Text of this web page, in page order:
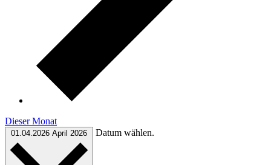
Dieser Monat
01.04.2026 April 2026 Datum wählen.